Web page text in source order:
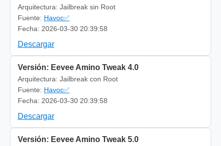
Arquitectura: Jailbreak sin Root
Fuente: Havoc✅
Fecha: 2026-03-30 20:39:58
Descargar
Versión: Eevee Amino Tweak 4.0
Arquitectura: Jailbreak con Root
Fuente: Havoc✅
Fecha: 2026-03-30 20:39:58
Descargar
Versión: Eevee Amino Tweak 5.0